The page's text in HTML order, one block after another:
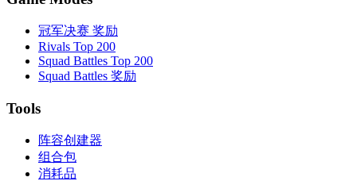
冠军决赛 奖励
Rivals Top 200
Squad Battles Top 200
Squad Battles 奖励
Tools
阵容创建器
组合包
消耗品